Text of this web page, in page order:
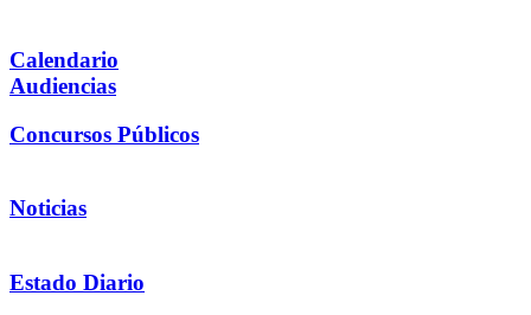
Calendario
Audiencias
Concursos Públicos
Noticias
Estado Diario